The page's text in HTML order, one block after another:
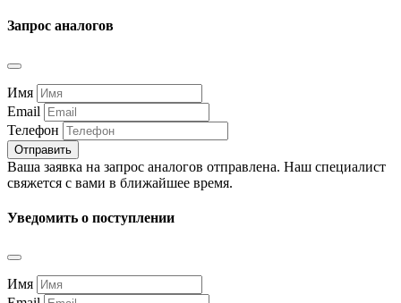
Запрос аналогов
Имя
Email
Телефон
Отправить
Ваша заявка на запрос аналогов отправлена. Наш специалист
свяжется с вами в ближайшее время.
Уведомить о поступлении
Имя